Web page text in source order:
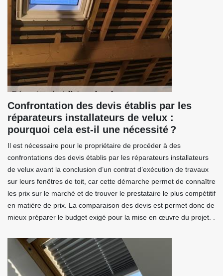
Confrontation des devis établis par les
réparateurs installateurs de velux :
pourquoi cela est-il une nécessité ?
Il est nécessaire pour le propriétaire de procéder à des
confrontations des devis établis par les réparateurs installateurs
de velux avant la conclusion d’un contrat d’exécution de travaux
sur leurs fenêtres de toit, car cette démarche permet de connaître
les prix sur le marché et de trouver le prestataire le plus compétitif
en matière de prix. La comparaison des devis est permet donc de
mieux préparer le budget exigé pour la mise en œuvre du projet. .